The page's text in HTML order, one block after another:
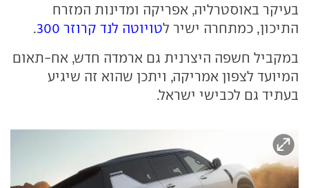
בעיקר באוסטרליה, אפריקה ומדינות המזרח
התיכון, כמתחרה ישיר לטויוטה לנד קרוזר 300
.
במקביל חשפה היצרנית גם ארמדה חדש, אח-תאום
המיועד לצפון אמריקה, ויתכן שהוא זה שיגיע
בעתיד גם לכבישי ישראל.